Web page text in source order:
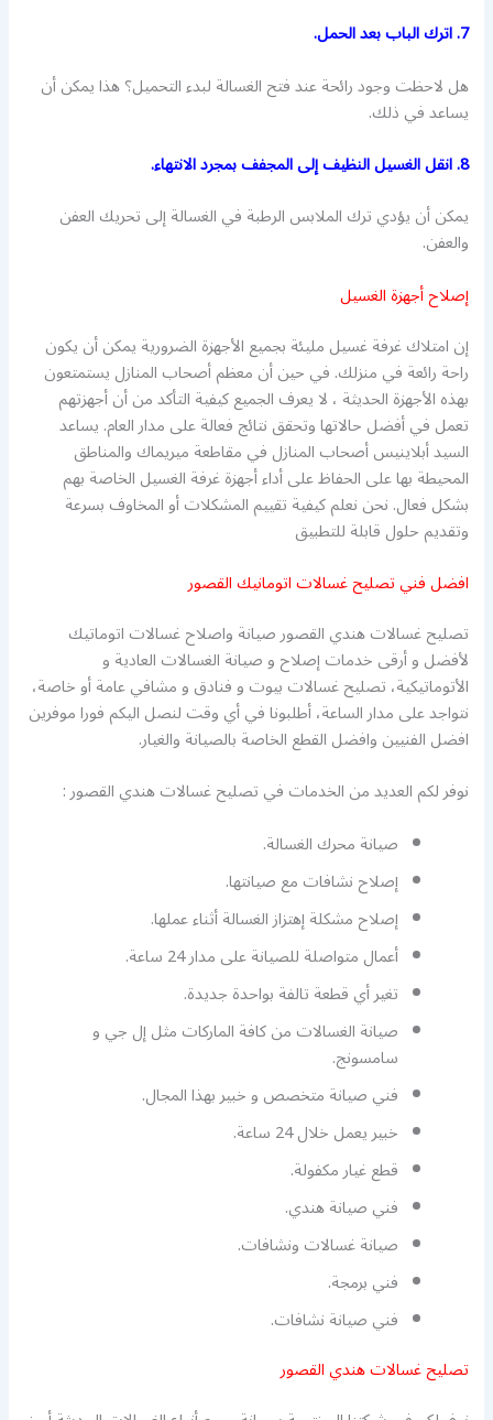
7. اترك الباب بعد الحمل.
هل لاحظت وجود رائحة عند فتح الغسالة لبدء التحميل؟ هذا يمكن أن
يساعد في ذلك.
8. انقل الغسيل النظيف إلى المجفف بمجرد الانتهاء.
يمكن أن يؤدي ترك الملابس الرطبة في الغسالة إلى تحريك العفن
والعفن.
إصلاح أجهزة الغسيل
إن امتلاك غرفة غسيل مليئة بجميع الأجهزة الضرورية يمكن أن يكون
راحة رائعة في منزلك. في حين أن معظم أصحاب المنازل يستمتعون
بهذه الأجهزة الحديثة ، لا يعرف الجميع كيفية التأكد من أن أجهزتهم
تعمل في أفضل حالاتها وتحقق نتائج فعالة على مدار العام. يساعد
السيد أبلاينيس أصحاب المنازل في مقاطعة ميريماك والمناطق
المحيطة بها على الحفاظ على أداء أجهزة غرفة الغسيل الخاصة بهم
بشكل فعال. نحن نعلم كيفية تقييم المشكلات أو المخاوف بسرعة
وتقديم حلول قابلة للتطبيق
افضل فني تصليح غسالات اتومانيك القصور
تصليح غسالات هندي القصور صيانة واصلاح غسالات اتوماتيك
لأفضل و أرقى خدمات إصلاح و صيانة الغسالات العادية و
الأتوماتيكية، تصليح غسالات بيوت و فنادق و مشافي عامة أو خاصة،
نتواجد على مدار الساعة، أطلبونا في أي وقت لنصل اليكم فورا موفرين
افضل الفنيين وافضل القطع الخاصة بالصيانة والغيار.
نوفر لكم العديد من الخدمات في تصليح غسالات هندي القصور :
صيانة محرك الغسالة.
إصلاح نشافات مع صيانتها.
إصلاح مشكلة إهتزاز الغسالة أثناء عملها.
أعمال متواصلة للصيانة على مدار 24 ساعة.
تغير أي قطعة تالفة بواحدة جديدة.
صيانة الغسالات من كافة الماركات مثل إل جي و
سامسونج.
فني صيانة متخصص و خبير بهذا المجال.
خبير يعمل خلال 24 ساعة.
قطع غيار مكفولة.
فني صيانة هندي.
صيانة غسالات ونشافات.
فني برمجة.
فني صيانة نشافات.
تصليح غسالات هندي القصور